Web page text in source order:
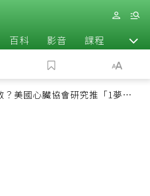
百科 影音 課程 退休
美國心臟協會研究推「1夢幻水